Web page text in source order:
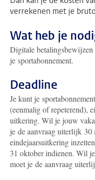
verrekenen met je
Wat heb je
Digitale betalingsbewijzen
je sportabonnement.
Deadline
Je kunt je
(eenmalig of repeterend),
uitkering. Wil je jouw
je de aanvraag uiterlijk 30
eindejaarsuitkering
31 oktober indienen. Wil
moet je de aanvraag